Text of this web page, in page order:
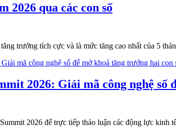
2026 qua các con số
trưởng tích cực và là mức tăng cao nhất của 5
2026: Giải mã công nghệ số
2026 để trực tiếp thảo luận các động lực